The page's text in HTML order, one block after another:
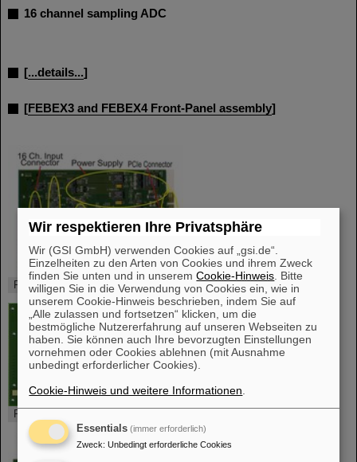
16 channel sampling ADC
[...details...]
[FEBEX3 and FEBEX4 Front-Panel assembly]
FEBEX3a - Labelled
FEBEX3a - Top
Wir respektieren Ihre Privatsphäre
Wir (GSI GmbH) verwenden Cookies auf „gsi.de“.
Einzelheiten zu den Arten von Cookies und ihrem Zweck
finden Sie unten und in unseremCookie-Hinweis . Bitte
willigen Sie in die Verwendung von Cookies ein, wie in
unserem Cookie-Hinweis beschrieben, indem Sie auf
„Alle zulassen und fortsetzen“ klicken, um die
bestmögliche Nutzererfahrung auf unseren Webseiten zu
haben. Sie können auch Ihre bevorzugten Einstellungen
vornehmen oder Cookies ablehnen (mit Ausnahme
unbedingt erforderlicher Cookies).
Cookie-Hinweis und weitere Informationen
Essentials (immer erforderlich)
Zweck: Unbedingt erforderliche Cookies